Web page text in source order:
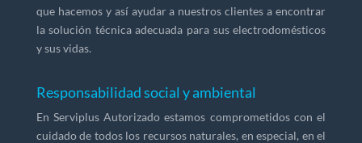
que hacemos y así ayudar a nuestros clientes a encontrar
la solución técnica adecuada para sus electrodomésticos
y sus vidas.
Responsabilidad social y ambiental
En Serviplus Autorizado estamos comprometidos con el
cuidado de todos los recursos naturales, en especial, en el